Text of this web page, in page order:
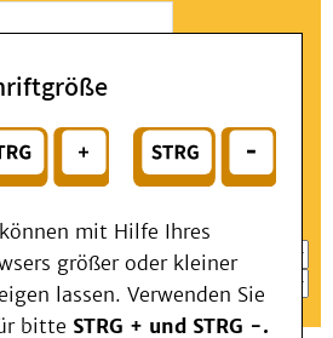
für Ihren Schnelleinstieg
mit Hilfe Ihres
größer oder kleiner
lassen. Verwenden Sie
bitte STRG + und STRG -.
Zentren
UKD
Unterstützung
im Medizinwesen (KIM)